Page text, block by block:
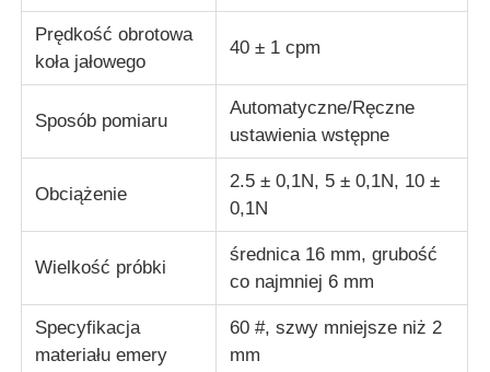
Badanie twardości
Prędkość obrotowa
koła jałowego
40 ± 1 cpm
Sposób pomiaru
Automatyczne/Ręczne
ustawienia wstępne
Obciążenie
2.5 ± 0,1N, 5 ± 0,1N, 10 ±
0,1N
Wielkość próbki
średnica 16 mm, grubość
co najmniej 6 mm
Specyfikacja
materiału emery
60 #, szwy mniejsze niż 2
mm